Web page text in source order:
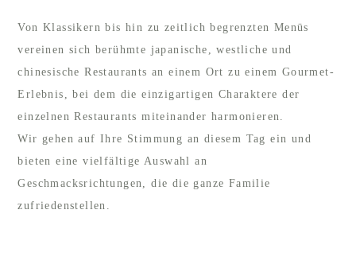
Von Klassikern bis hin zu zeitlich begrenzten Menüs
vereinen sich berühmte japanische, westliche und
chinesische Restaurants an einem Ort zu einem Gourmet-
Erlebnis, bei dem die einzigartigen Charaktere der
einzelnen Restaurants miteinander harmonieren.
Wir gehen auf Ihre Stimmung an diesem Tag ein und
bieten eine vielfältige Auswahl an
Geschmacksrichtungen, die die ganze Familie
zufriedenstellen.